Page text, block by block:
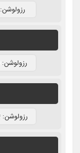
رزولوشن: 720p
رزولوشن: 1080p
رزولوشن: 1080Q